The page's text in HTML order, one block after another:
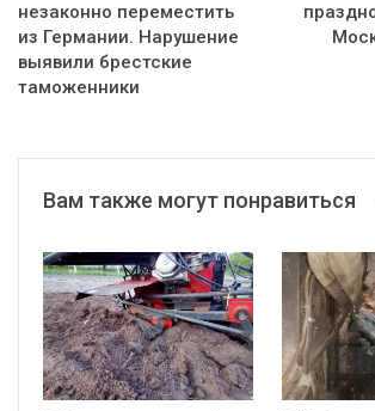
незаконно переместить
из Германии. Нарушение
выявили брестские
таможенники
Вам также могут понравиться